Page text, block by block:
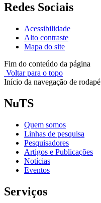
Redes Sociais
Acessibilidade
Alto contraste
Mapa do site
Fim do conteúdo da página
Voltar para o topo
Início da navegação de rodapé
NuTS
Quem somos
Linhas de pesquisa
Pesquisadores
Artigos e Publicações
Notícias
Eventos
Serviços